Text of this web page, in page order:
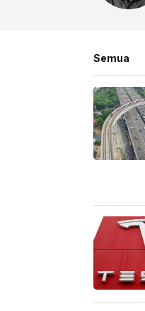
Semua